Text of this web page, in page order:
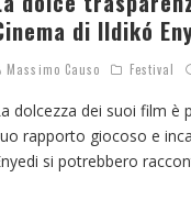
di Ildikó
Massimo Causo Festival
dolcezza dei suoi film è
rapporto giocoso e
si potrebbero